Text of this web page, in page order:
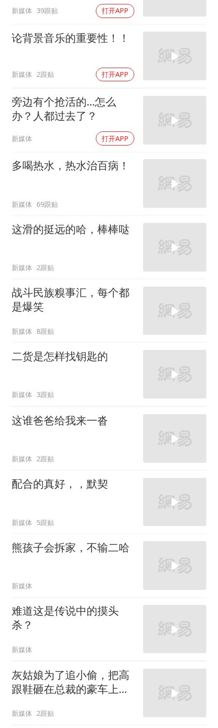
新媒体 39跟贴 打开APP
论背景音乐的重要性！！
新媒体 2跟贴 打开APP
旁边有个抢活的…怎么
办？人都过去了？
新媒体 打开APP
多喝热水，热水治百病！
新媒体 69跟贴
这滑的挺远的哈，棒棒哒
新媒体 2跟贴
战斗民族糗事汇，每个都
是爆笑
新媒体 8跟贴
二货是怎样找钥匙的
新媒体 3跟贴
这谁爸爸给我来一沓
新媒体 2跟贴
配合的真好，，默契
新媒体 5跟贴
熊孩子会拆家，不输二哈
新媒体
难道这是传说中的摸头
杀？
新媒体
灰姑娘为了追小偷，把高
跟鞋砸在总裁的豪车上，
新媒体 2跟贴